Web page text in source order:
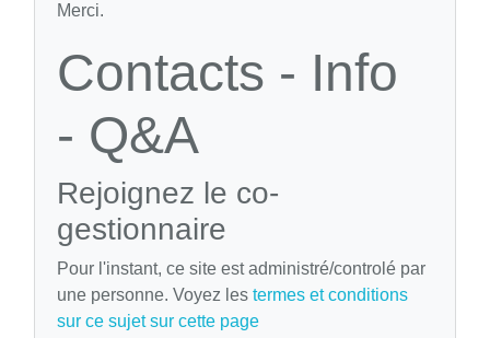
Merci.
Contacts - Info
- Q&A
Rejoignez le co-
gestionnaire
Pour l'instant, ce site est administré/controlé par
une personne. Voyez les termes et conditions
sur ce sujet sur cette page